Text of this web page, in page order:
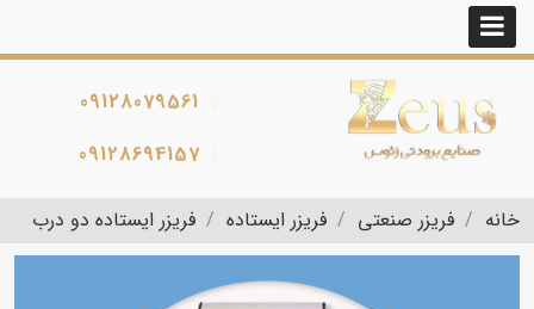
09128079561
09128694157
خانه فریزر صنعتی فریزر ایستاده فریزر ایستاده دو درب